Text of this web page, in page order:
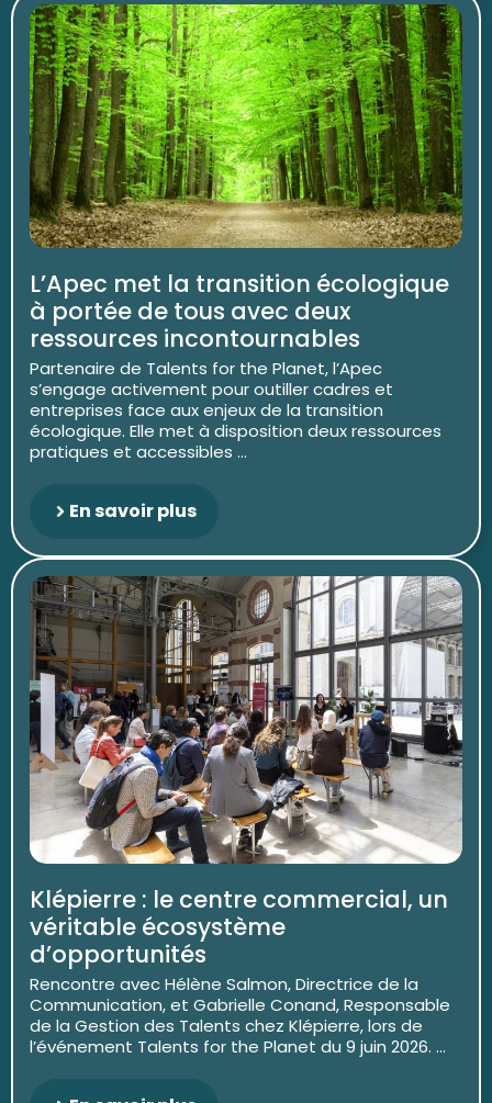
L’Apec met la transition écologique
à portée de tous avec deux
ressources incontournables
Partenaire de Talents for the Planet, l’Apec
s’engage activement pour outiller cadres et
entreprises face aux enjeux de la transition
écologique. Elle met à disposition deux ressources
pratiques et accessibles ...
En savoir plus
Klépierre : le centre commercial, un
véritable écosystème
d’opportunités
Rencontre avec Hélène Salmon, Directrice de la
Communication, et Gabrielle Conand, Responsable
de la Gestion des Talents chez Klépierre, lors de
l’événement Talents for the Planet du 9 juin 2026. ...